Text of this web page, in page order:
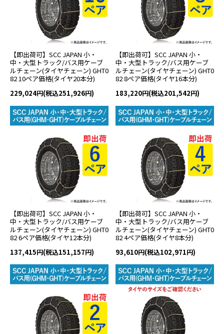
【即出荷可】SCC JAPAN 小・
中・大型トラック/バス用ケーブ
ルチェーン(タイヤチェーン) GHT0
82 10ペア価格(タイヤ20本分)
229,024円(税込251,926円)
【即出荷可】SCC JAPAN 小・
中・大型トラック/バス用ケーブ
ルチェーン(タイヤチェーン) GHT0
82 8ペア価格(タイヤ16本分)
183,220円(税込201,542円)
【即出荷可】SCC JAPAN 小・
中・大型トラック/バス用ケーブ
ルチェーン(タイヤチェーン) GHT0
82 6ペア価格(タイヤ12本分)
137,415円(税込151,157円)
【即出荷可】SCC JAPAN 小・
中・大型トラック/バス用ケーブ
ルチェーン(タイヤチェーン) GHT0
82 4ペア価格(タイヤ8本分)
93,610円(税込102,971円)